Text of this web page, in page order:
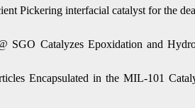
Pickering interfacial catalyst for the
Catalyzes Epoxidation and
Encapsulated in the MIL-101